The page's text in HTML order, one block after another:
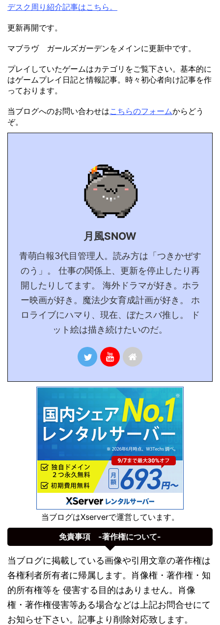
デスク周り紹介記事はこちら。
更新再開です。
マブラヴ ガールズガーデンをメインに更新中です。
プレイしていたゲームはカテゴリをご覧下さい。基本的に
はゲームプレイ日記と情報記事。時々初心者向け記事を作
っております。
当ブログへのお問い合わせはこちらのフォームからどう
ぞ。
月風SNOW
青萌白報3代目管理人。読み方は「つきかぜす
のう」。 仕事の関係上、更新を停止したり再
開したりしてます。 海外ドラマが好き。ホラ
ー映画が好き。魔法少女育成計画が好き。 ホ
ロライブにハマり、現在、ぼたスバ推し。 ド
ット絵は描き続けたいのだ。
当ブログはXserverで運営しています。
免責事項 -著作権について-
当ブログに掲載している画像や引用文章の著作権は
各権利者所有者に帰属します。肖像権・著作権・知
的所有権等を 侵害する目的はありません。肖像
権・著作権侵害等ある場合などは上記お問合せにて
お知らせ下さい。記事より削除対応致します。